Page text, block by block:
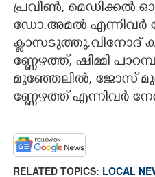
പ്രവീൺ,
ഡോ.അമൽ
ക്ലാസടുത്തു.വിനോദ്
ണ്ണേഴത്ത്, ഷിമ്മി
മുഞ്ഞേലിൽ, ജോസ്
ണ്ണേഴത്ത് എന്നിവർ
RELATED TOPICS: LOCAL